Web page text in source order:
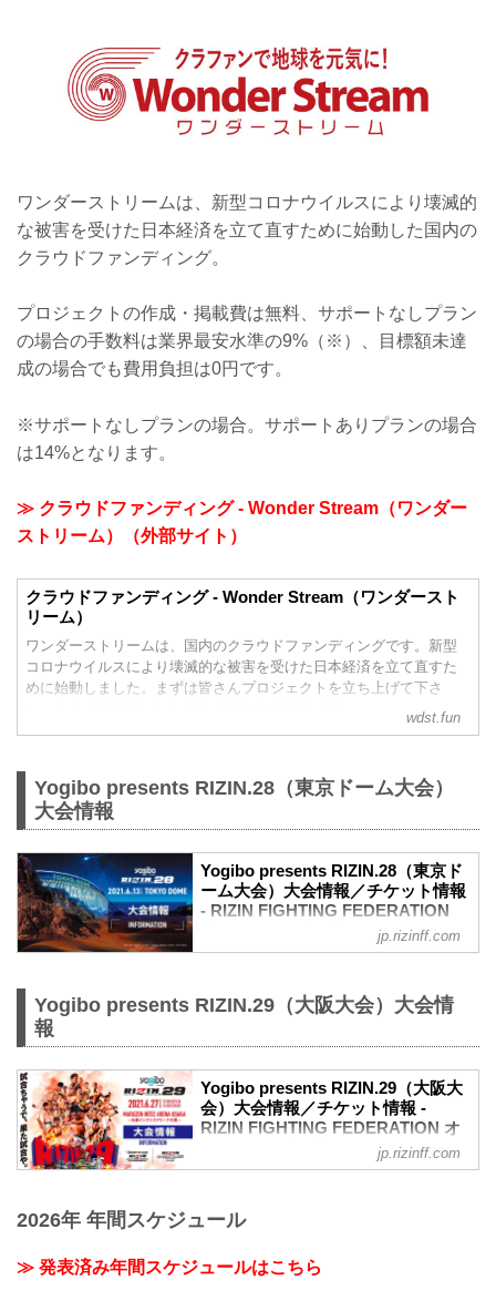
ンという形で繋がせていただきます。
ワンダーストリームは、新型コロナウイルスにより壊滅的
な被害を受けた日本経済を立て直すために始動した国内の
クラウドファンディング。
プロジェクトの作成・掲載費は無料、サポートなしプラン
の場合の手数料は業界最安水準の9%（※）、目標額未達
成の場合でも費用負担は0円です。
※サポートなしプランの場合。サポートありプランの場合
は14%となります。
≫ クラウドファンディング - Wonder Stream（ワンダー
ストリーム）（外部サイト）
クラウドファンディング - Wonder Stream（ワンダースト
リーム）
ワンダーストリームは、国内のクラウドファンディングです。新型
コロナウイルスにより壊滅的な被害を受けた日本経済を立て直すた
めに始動しました。まずは皆さんプロジェクトを立ち上げて下さ
wdst.fun
Yogibo presents RIZIN.28（東京ドーム大会）
大会情報
Yogibo presents RIZIN.28（東京ド
ーム大会）大会情報／チケット情報
- RIZIN FIGHTING FEDERATION
のお知らせ
席→A席に変更となりました。
客様には当日差額をご返金致します。恐
れ入りますが入場時にお近くの係員にお
申し出下さいますよう、お願い致しま
す。返金受付までご案内致します。返金
手続きに関しましては、当日会場のみで
しくお願い致します。
【4/23更新】開催日延期に関して
しておりました...
jp.rizinff.com
Yogibo presents RIZIN.29（大阪大会）大会情
報
Yogibo presents RIZIN.29（大阪大
会）大会情報／チケット情報 -
RIZIN FIGHTING FEDERATION オ
阪にて開催を予定しておりましたYogibo
（日）へ延期となりました。（ご購入の
チケットは延期日程にそのままご利用に
jp.rizinff.com
2026年 年間スケジュール
≫ 発表済み年間スケジュールはこちら